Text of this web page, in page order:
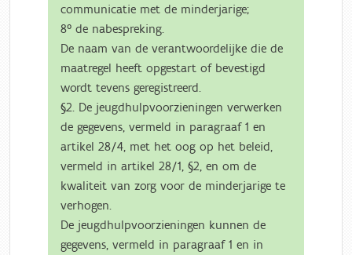
communicatie met de minderjarige;
8° de nabespreking.
De naam van de verantwoordelijke die de
maatregel heeft opgestart of bevestigd
wordt tevens geregistreerd.
§2. De jeugdhulpvoorzieningen verwerken
de gegevens, vermeld in paragraaf 1 en
artikel 28/4, met het oog op het beleid,
vermeld in artikel 28/1, §2, en om de
kwaliteit van zorg voor de minderjarige te
verhogen.
De jeugdhulpvoorzieningen kunnen de
gegevens, vermeld in paragraaf 1 en in